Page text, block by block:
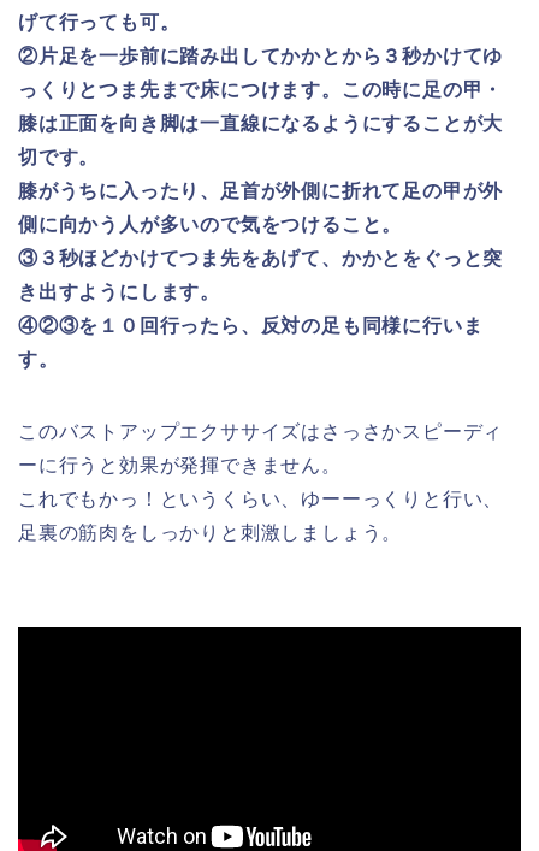
げて行っても可。
②片足を一歩前に踏み出してかかとから３秒かけてゆ
っくりとつま先まで床につけます。この時に足の甲・
膝は正面を向き脚は一直線になるようにすることが大
切です。
膝がうちに入ったり、足首が外側に折れて足の甲が外
側に向かう人が多いので気をつけること。
③３秒ほどかけてつま先をあげて、かかとをぐっと突
き出すようにします。
④②③を１０回行ったら、反対の足も同様に行いま
す。
このバストアップエクササイズはさっさかスピーディ
ーに行うと効果が発揮できません。
これでもかっ！というくらい、ゆーーっくりと行い、
足裏の筋肉をしっかりと刺激しましょう。